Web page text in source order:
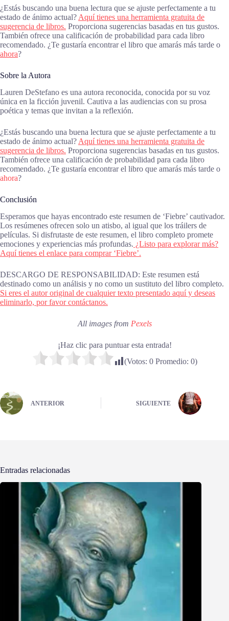
¿Estás buscando una buena lectura que se ajuste perfectamente a tu
estado de ánimo actual? Aquí tienes una herramienta gratuita de
sugerencia de libros. Proporciona sugerencias basadas en tus gustos.
También ofrece una calificación de probabilidad para cada libro
recomendado. ¿Te gustaría encontrar el libro que amarás más tarde o
ahora?
Sobre la Autora
Lauren DeStefano es una autora reconocida, conocida por su voz
única en la ficción juvenil. Cautiva a las audiencias con su prosa
poética y temas que invitan a la reflexión.
¿Estás buscando una buena lectura que se ajuste perfectamente a tu
estado de ánimo actual? Aquí tienes una herramienta gratuita de
sugerencia de libros. Proporciona sugerencias basadas en tus gustos.
También ofrece una calificación de probabilidad para cada libro
recomendado. ¿Te gustaría encontrar el libro que amarás más tarde o
ahora?
Conclusión
Esperamos que hayas encontrado este resumen de ‘Fiebre’ cautivador.
Los resúmenes ofrecen solo un atisbo, al igual que los tráilers de
películas. Si disfrutaste de este resumen, el libro completo promete
emociones y experiencias más profundas. ¿Listo para explorar más?
Aquí tienes el enlace para comprar ‘Fiebre’.
DESCARGO DE RESPONSABILIDAD: Este resumen está
destinado como un análisis y no como un sustituto del libro completo.
Si eres el autor original de cualquier texto presentado aquí y deseas
eliminarlo, por favor contáctanos.
All images from Pexels
¡Haz clic para puntuar esta entrada!
(Votos: 0Promedio: 0)
ANTERIOR SIGUIENTE
Entradas relacionadas